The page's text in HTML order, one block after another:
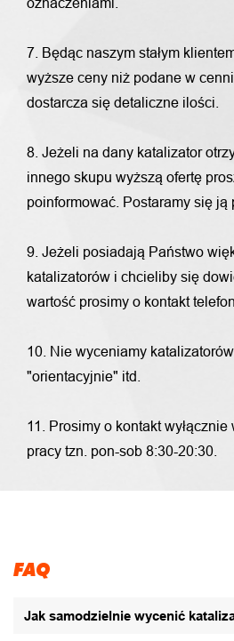
oznaczeniami.
7. Będąc naszym stałym
wyższe ceny niż podane w
dostarcza się detaliczne ilości.
8. Jeżeli na dany katalizator
innego skupu wyższą ofertę
poinformować. Postaramy się ją
9. Jeżeli posiadają Państwo
katalizatorów i chcieliby się
wartość prosimy o kontakt
10. Nie wyceniamy katalizatorów
"orientacyjnie" itd.
11. Prosimy o kontakt
pracy tzn. pon-sob 8:30-20:30.
FAQ
Jak samodzielnie wycenić